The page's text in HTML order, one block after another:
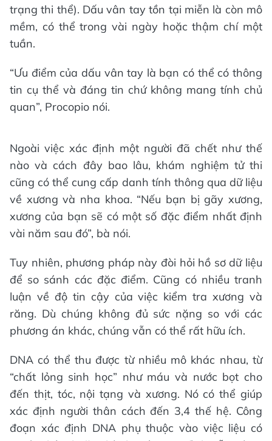
trạng thi thể). Dấu vân tay tồn tại miễn là còn mô
mềm, có thể trong vài ngày hoặc thậm chí một
tuần.
“Ưu điểm của dấu vân tay là bạn có thể có thông
tin cụ thể và đáng tin chứ không mang tính chủ
quan”, Procopio nói.
Ngoài việc xác định một người đã chết như thế
nào và cách đây bao lâu, khám nghiệm tử thi
cũng có thể cung cấp danh tính thông qua dữ liệu
về xương và nha khoa. “Nếu bạn bị gãy xương,
xương của bạn sẽ có một số đặc điểm nhất định
vài năm sau đó”, bà nói.
Tuy nhiên, phương pháp này đòi hỏi hồ sơ dữ liệu
để so sánh các đặc điểm. Cũng có nhiều tranh
luận về độ tin cậy của việc kiểm tra xương và
răng. Dù chúng không đủ sức nặng so với các
phương án khác, chúng vẫn có thể rất hữu ích.
DNA có thể thu được từ nhiều mô khác nhau, từ
“chất lỏng sinh học” như máu và nước bọt cho
đến thịt, tóc, nội tạng và xương. Nó có thể giúp
xác định người thân cách đến 3,4 thế hệ. Công
đoạn xác định DNA phụ thuộc vào việc liệu có